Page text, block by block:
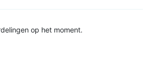
op het moment.